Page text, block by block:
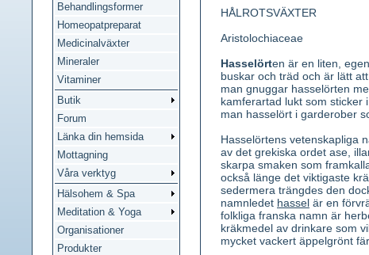
Behandlingsformer
Homeopatpreparat
Medicinalväxter
Mineraler
Vitaminer
Butik
Forum
Länka din hemsida
Mottagning
Våra verktyg
Hälsohem & Spa
Meditation & Yoga
Organisationer
Produkter
HÅLROTSVÄXTER
Aristolochiaceae
Hasselörten är en liten,
buskar och träd och är lätt
man gnuggar hasselörten
kamferartad lukt som sticker
man hasselört i garderober
Hasselörtens vetenskapliga
av det grekiska ordet ase,
skarpa smaken som
också länge det viktigaste
sedermera trängdes den
namnledet hassel är en
folkliga franska namn är
kräkmedel av drinkare som
mycket vackert äppelgrönt